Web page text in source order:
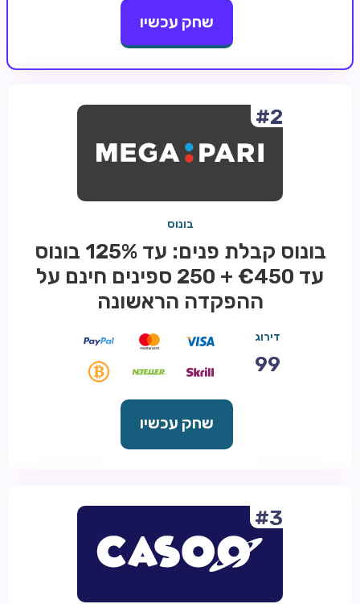
טיפים
שחק עכשיו
#2
בונוס
בונוס קבלת פנים: עד 125% בונוס
עד €450 + 250 ספינים חינם על
ההפקדה הראשונה
דירוג
99
שחק עכשיו
#3